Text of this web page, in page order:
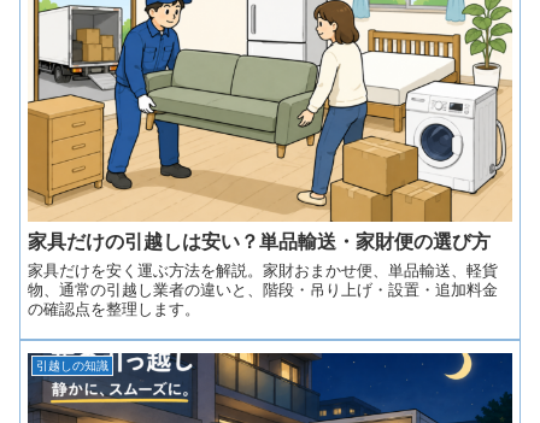
家具だけの引越しは安い？単品輸送・家財便の選び方
家具だけを安く運ぶ方法を解説。家財おまかせ便、単品輸送、軽貨
物、通常の引越し業者の違いと、階段・吊り上げ・設置・追加料金
の確認点を整理します。
引越しの知識